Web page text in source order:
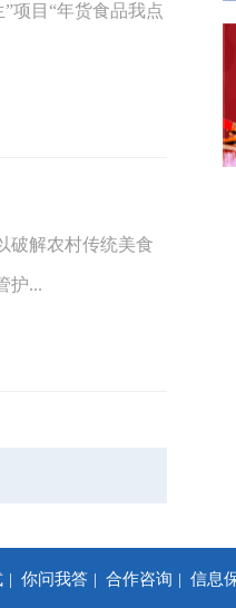
项目“年货食品我点
破解农村传统美食
护...
你问我答 合作咨询 信息